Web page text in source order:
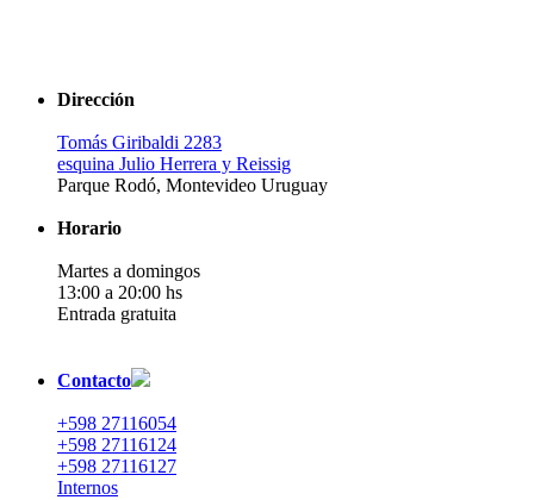
Dirección
Tomás Giribaldi 2283
esquina Julio Herrera y Reissig
Parque Rodó, Montevideo Uruguay
Horario
Martes a domingos
13:00 a 20:00 hs
Entrada gratuita
Contacto
+598 27116054
+598 27116124
+598 27116127
Internos